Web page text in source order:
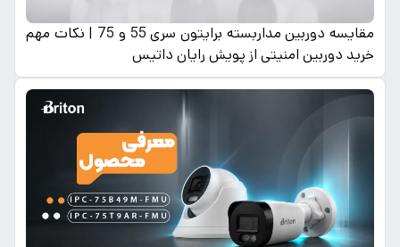
مقایسه دوربین مداربسته برایتون سری 55 و 75 | نکات مهم
خرید دوربین امنیتی از پویش رایان داتیس